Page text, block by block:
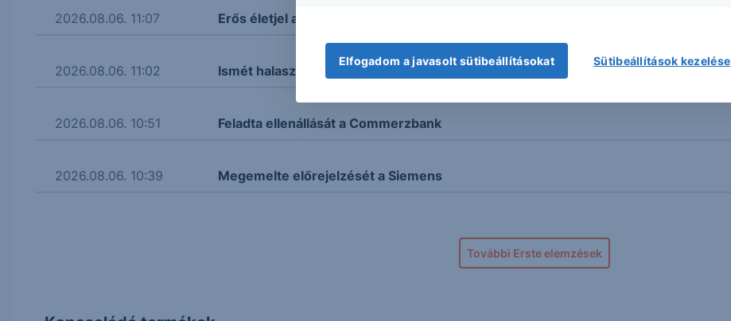
2026.08.06. 11:07 Erős életjel az aranynál
2026.08.06. 11:02 Ismét halasztják a Bayer perét
2026.08.06. 10:51 Feladta ellenállását a Commerzbank
2026.08.06. 10:39 Megemelte előrejelzését a Siemens
További Erste elemzések
Elfogadom a javasolt sütibeállításokat Sütibeállítások kezelése